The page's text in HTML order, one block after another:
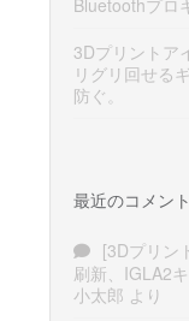
Bluetoothプロ
3Dプリントア
リグリ回せる
防ぐ。
最近のコメント
[3Dプリン
刷新、IGLA2
小太郎 より